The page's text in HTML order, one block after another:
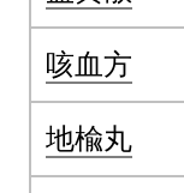
咳血方
地楡丸